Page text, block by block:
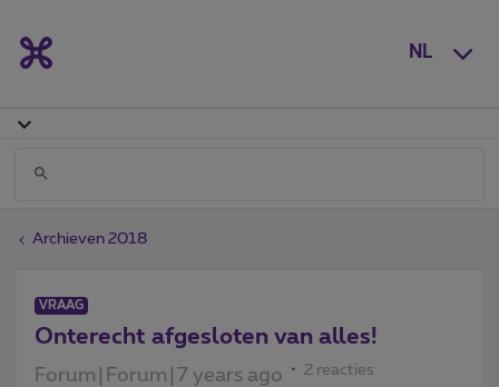
NL
Archieven 2018
VRAAG
Onterecht afgesloten van alles!
Forum|Forum|7 years ago 2 reacties